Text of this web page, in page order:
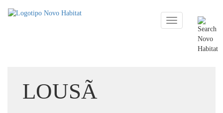
Toggle
navigation
LOUSÃ